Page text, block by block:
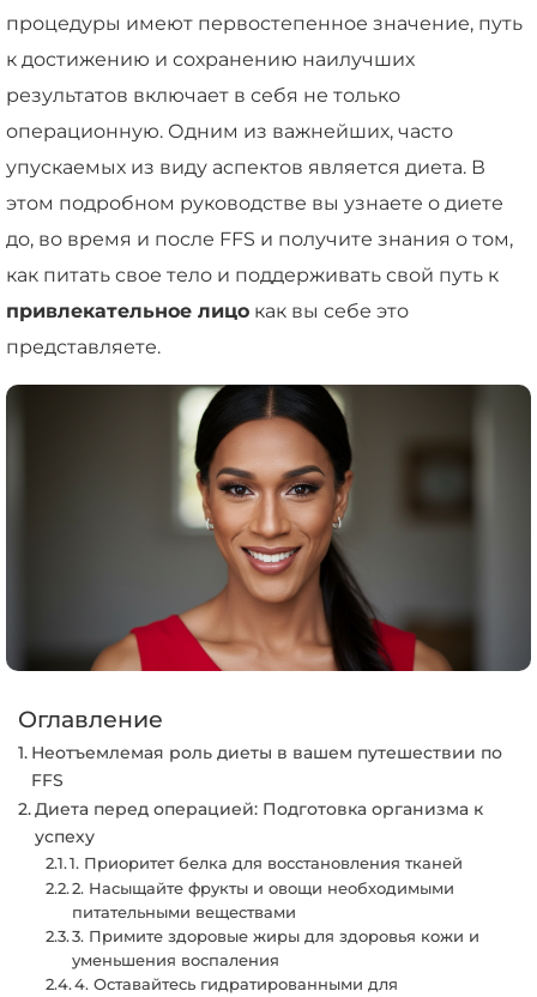
процедуры имеют первостепенное значение, путь
к достижению и сохранению наилучших
результатов включает в себя не только
операционную. Одним из важнейших, часто
упускаемых из виду аспектов является диета. В
этом подробном руководстве вы узнаете о диете
до, во время и после FFS и получите знания о том,
как питать свое тело и поддерживать свой путь к
привлекательное лицо как вы себе это
представляете.
Оглавление
Неотъемлемая роль диеты в вашем путешествии по
FFS
Диета перед операцией: Подготовка организма к
успеху
1. Приоритет белка для восстановления тканей
2. Насыщайте фрукты и овощи необходимыми
питательными веществами
3. Примите здоровые жиры для здоровья кожи и
уменьшения воспаления
4. Оставайтесь гидратированными для